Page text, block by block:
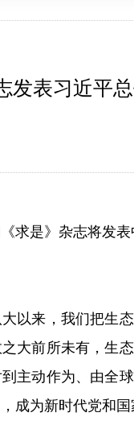
发表习近平
是》杂志将发表
来，我们把生态
大前所未有，生
主动作为、由全
成为新时代党和